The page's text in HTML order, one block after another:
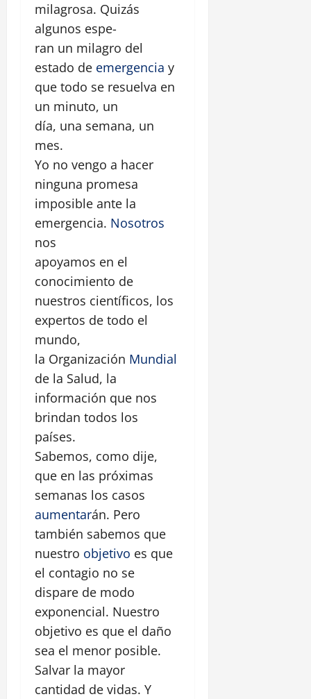
milagrosa. Quizás
algunos espe-
ran un milagro del
estado de emergencia y
que todo se resuelva en
un minuto, un
día, una semana, un
mes.
Yo no vengo a hacer
ninguna promesa
imposible ante la
emergencia. Nosotros
nos
apoyamos en el
conocimiento de
nuestros científicos, los
expertos de todo el
mundo,
la Organización Mundial
de la Salud, la
información que nos
brindan todos los
países.
Sabemos, como dije,
que en las próximas
semanas los casos
aumentarán. Pero
también sabemos que
nuestro objetivo es que
el contagio no se
dispare de modo
exponencial. Nuestro
objetivo es que el daño
sea el menor posible.
Salvar la mayor
cantidad de vidas. Y